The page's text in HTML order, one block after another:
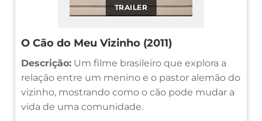
TRAILER
O Cão do Meu Vizinho (2011)
Descrição: Um filme brasileiro que explora a
relação entre um menino e o pastor alemão do
vizinho, mostrando como o cão pode mudar a
vida de uma comunidade.